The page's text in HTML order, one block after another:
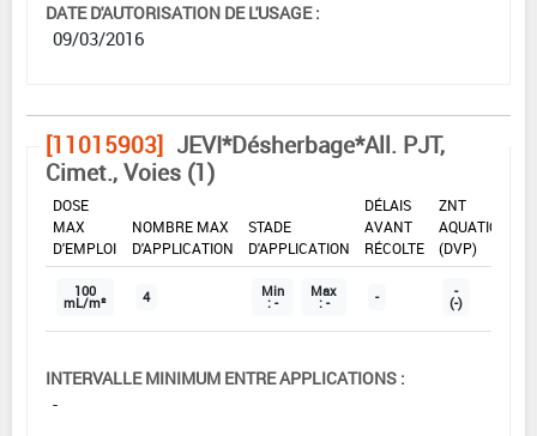
DATE D'AUTORISATION DE L'USAGE :
09/03/2016
[11015903] JEVI*Désherbage*All. PJT,
Cimet., Voies (1)
DOSE
MAX
D'EMPLOI
NOMBRE MAX
D'APPLICATION
STADE
D'APPLICATION
DÉLAIS
AVANT
RÉCOLTE
ZNT
AQUATIQUE
(DVP)
100
mL/m² 4 Min
: -
Max
: - - -
(-)
INTERVALLE MINIMUM ENTRE APPLICATIONS :
-